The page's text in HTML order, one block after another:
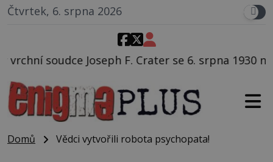
Čtvrtek, 6. srpna 2026
Crater se 6. srpna 1930 navečeří ve své
Domů Vědci vytvořili robota psychopata!